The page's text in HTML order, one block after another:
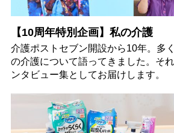
【10周年特別企画】私の介護
介護ポストセブン開設から10年。多
の介護について語ってきました。そ
ンタビュー集としてお届けします。